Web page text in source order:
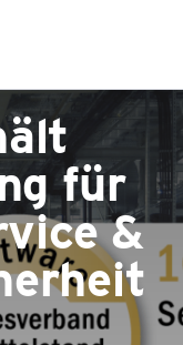
für
&